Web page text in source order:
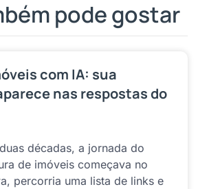
pode gostar
com IA: sua
nas respostas do
décadas, a jornada do
de imóveis começava no
percorria uma lista de links e